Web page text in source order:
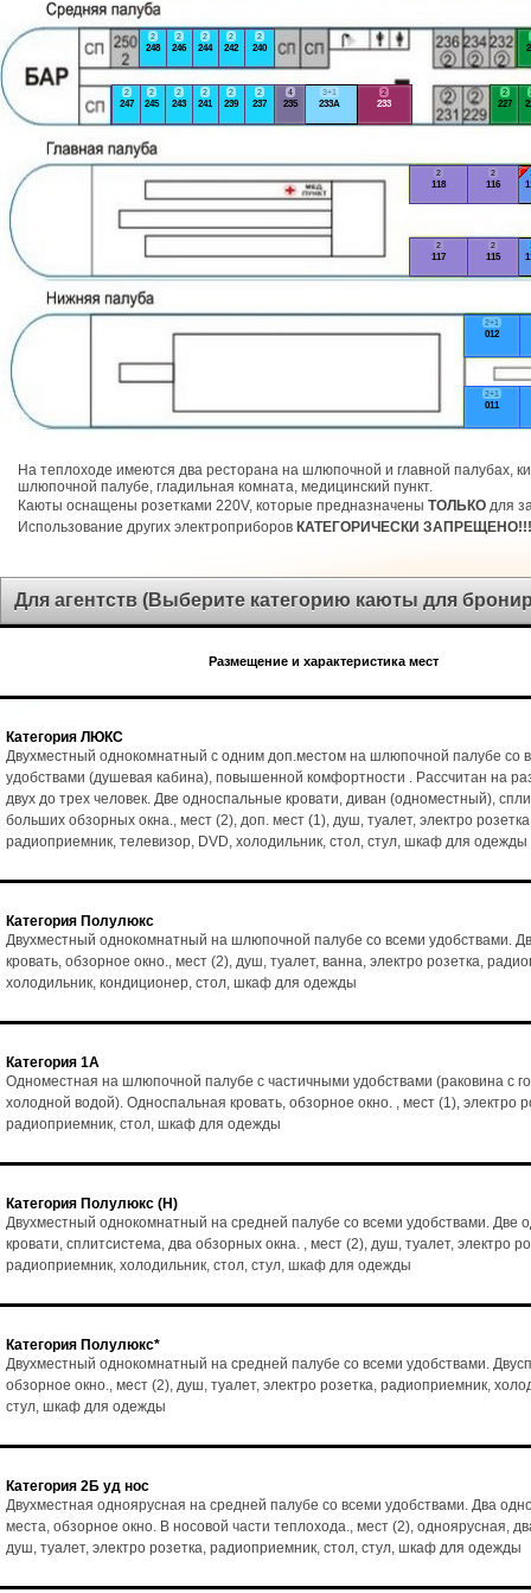
2+1
011
2+1
012
2
115
2
116
2
117
2
118
2
227
2
233
3+1
233А
4
235
2
237
2
239
2
240
2
241
2
242
2
243
2
244
2
245
2
246
2
247
2
248
На теплоходе имеются два ресторана на шлюпочной и главной палубах,
шлюпочной палубе, гладильная комната, медицинский пункт.
Каюты оснащены розетками 220V, которые предназначены ТОЛЬКО для
Использование других электроприборов КАТЕГОРИЧЕСКИ ЗАПРЕЩЕНО!!!
Для агентств (Выберите категорию каюты для
Размещение и характеристика мест
Категория ЛЮКС
Двухместный однокомнатный с одним доп.местом на шлюпочной палубе со
удобствами (душевая кабина), повышенной комфортности . Рассчитан на
двух до трех человек. Две односпальные кровати, диван (одноместный),
больших обзорных окна., мест (2), доп. мест (1), душ, туалет, электро
радиоприемник, телевизор, DVD, холодильник, стол, стул, шкаф для одежды
Категория Полулюкс
Двухместный однокомнатный на шлюпочной палубе со всеми удобствами.
кровать, обзорное окно., мест (2), душ, туалет, ванна, электро розетка,
холодильник, кондиционер, стол, шкаф для одежды
Категория 1А
Одноместная на шлюпочной палубе с частичными удобствами (раковина с
холодной водой). Односпальная кровать, обзорное окно. , мест (1), электро
радиоприемник, стол, шкаф для одежды
Категория Полулюкс (Н)
Двухместный однокомнатный на средней палубе со всеми удобствами. Две
кровати, сплитсистема, два обзорных окна. , мест (2), душ, туалет, электро
радиоприемник, холодильник, стол, стул, шкаф для одежды
Категория Полулюкс*
Двухместный однокомнатный на средней палубе со всеми удобствами.
обзорное окно., мест (2), душ, туалет, электро розетка, радиоприемник,
стул, шкаф для одежды
Категория 2Б уд нос
Двухместная одноярусная на средней палубе со всеми удобствами. Два
места, обзорное окно. В носовой части теплохода., мест (2), одноярусная,
душ, туалет, электро розетка, радиоприемник, стол, стул, шкаф для одежды